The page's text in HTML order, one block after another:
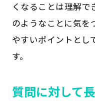
くなることは理解で
のようなことに気を
やすいポイントとし
す。
質問に対して